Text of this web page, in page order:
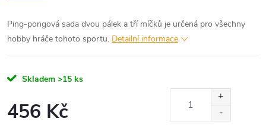
Ping-pongová sada dvou pálek a tří míčků je určená pro všechny
hobby hráče tohoto sportu. Detailní informace
Skladem >15 ks
456 Kč